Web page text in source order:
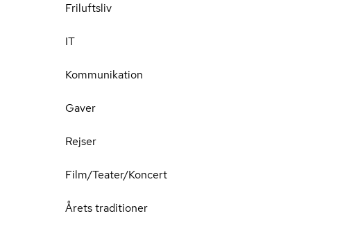
Friluftsliv
IT
Kommunikation
Gaver
Rejser
Film/Teater/Koncert
Årets traditioner